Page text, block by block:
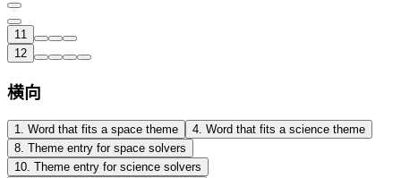
11
12
横向
1. Word that fits a space theme 4. Word that fits a science theme
8. Theme entry for space solvers
10. Theme entry for science solvers